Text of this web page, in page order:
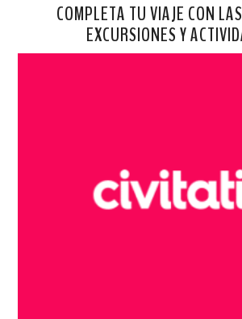
COMPLETA TU VIAJE CON
EXCURSIONES Y